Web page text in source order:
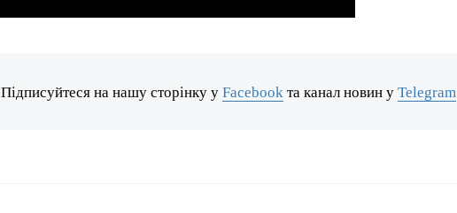
Підписуйтеся на нашу сторінку уFacebook та канал новин уTelegram